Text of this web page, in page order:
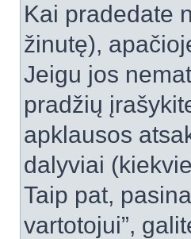
Kai pradedate
žinutę),
Jeigu jos
pradžių
apklausos
dalyviai
Taip pat,
vartotojui”,